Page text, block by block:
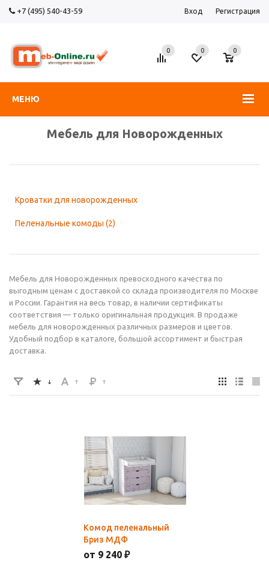
+7 (495) 540-43-59 Вход Регистрация
МЕНЮ
0 0
0
Мебель для Новорожденных
Кроватки для новорожденных
Пеленальные комоды (2)
Мебель для Новорожденных превосходного качества по
выгодным ценам с доставкой со склада производителя по Москве
и России. Гарантия на весь товар, в наличии сертификаты
соответствия — только оригинальная продукция. В продаже
мебель для новорожденных различных размеров и цветов.
Удобный подбор в каталоге, большой ассортимент и быстрая
доставка.
Комод пеленальный
Бриз МДФ
от 9 240 ₽